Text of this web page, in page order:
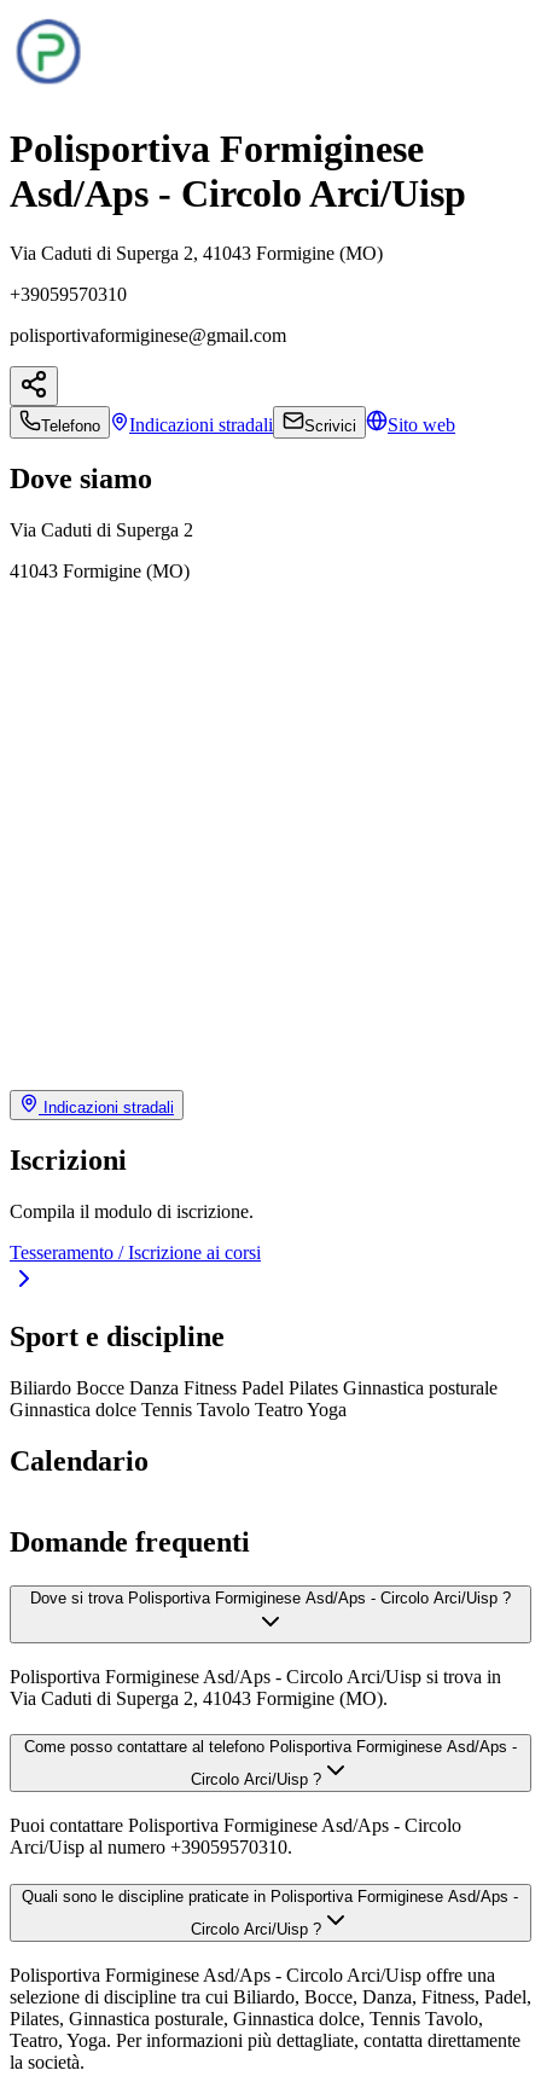
Polisportiva Formiginese
Asd/Aps - Circolo Arci/Uisp
Via Caduti di Superga 2, 41043 Formigine (MO)
+39059570310
polisportivaformiginese@gmail.com
Telefono Indicazioni stradali Scrivici Sito web
Dove siamo
Via Caduti di Superga 2
41043 Formigine (MO)
Indicazioni stradali
Iscrizioni
Compila il modulo di iscrizione.
Tesseramento / Iscrizione ai corsi
Sport e discipline
Biliardo Bocce Danza Fitness Padel Pilates Ginnastica posturale
Ginnastica dolce Tennis Tavolo TeatroYoga
Calendario
Domande frequenti
Dove si trova Polisportiva Formiginese Asd/Aps - Circolo Arci/Uisp ?
Polisportiva Formiginese Asd/Aps - Circolo Arci/Uisp si trova in
Via Caduti di Superga 2, 41043 Formigine (MO).
Come posso contattare al telefono Polisportiva Formiginese Asd/Aps -
Circolo Arci/Uisp ?
Puoi contattare Polisportiva Formiginese Asd/Aps - Circolo
Arci/Uisp al numero +39059570310.
Quali sono le discipline praticate in Polisportiva Formiginese Asd/Aps -
Circolo Arci/Uisp ?
Polisportiva Formiginese Asd/Aps - Circolo Arci/Uisp offre una
selezione di discipline tra cui Biliardo, Bocce, Danza, Fitness, Padel,
Pilates, Ginnastica posturale, Ginnastica dolce, Tennis Tavolo,
Teatro, Yoga. Per informazioni più dettagliate, contatta direttamente
la società.